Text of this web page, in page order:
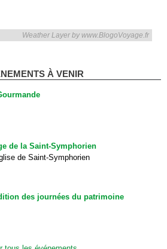
Weather Layer by www.BlogoVoyage.fr
À VENIR
de la Saint-Symphorien
de Saint-Symphorien
des journées du patrimoine